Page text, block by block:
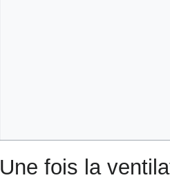
Une fois la